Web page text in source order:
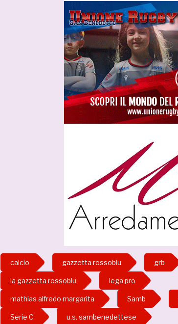
calcio gazzetta rossoblu grb
la gazzetta rossoblu lega pro
mathias alfredo margarita Samb
Serie C u.s. sambenedettese